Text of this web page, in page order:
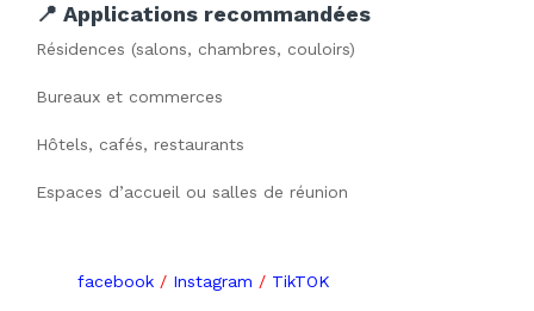
📍 Applications recommandées
Résidences (salons, chambres, couloirs)
Bureaux et commerces
Hôtels, cafés, restaurants
Espaces d’accueil ou salles de réunion
facebook / Instagram / TikTOK